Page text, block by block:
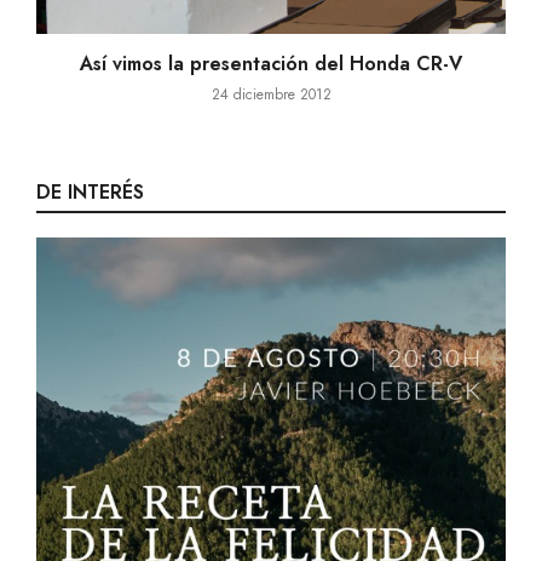
Así vimos la presentación del Honda CR-V
24 diciembre 2012
DE INTERÉS